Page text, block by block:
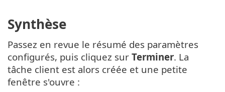
Synthèse
Passez en revue le résumé des paramètres
configurés, puis cliquez sur Terminer. La
tâche client est alors créée et une petite
fenêtre s'ouvre :